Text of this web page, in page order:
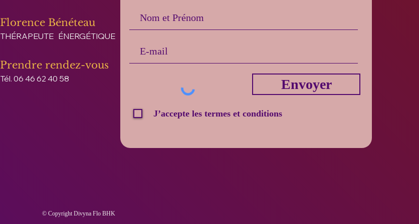
Florence Bénéteau
THÉRAPEUTE ÉNERGÉTIQUE
Prendre rendez-vous
Tél. 06 46 62 40 58 Envoyer
J’accepte les termes et conditions
© Copyright Divyna Flo BHK